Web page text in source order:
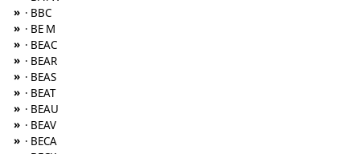
» · BBC
» · BE M
» · BEAC
» · BEAR
» · BEAS
» · BEAT
» · BEAU
» · BEAV
» · BECA